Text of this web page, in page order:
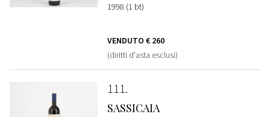
1998 (1 bt)
VENDUTO € 260
(diritti d'asta esclusi)
111
SASSICAIA